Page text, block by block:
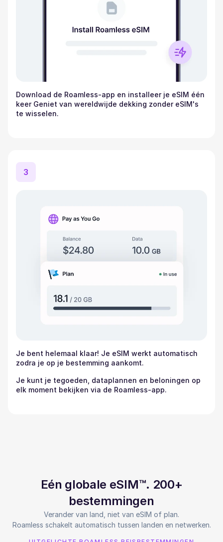
Download de Roamless-app en installeer je eSIM één
keer Geniet van wereldwijde dekking zonder eSIM's
te wisselen.
3
Je bent helemaal klaar! Je eSIM werkt automatisch
zodra je op je bestemming aankomt.
Je kunt je tegoeden, dataplannen en beloningen op
elk moment bekijken via de Roamless-app.
Eén globale eSIM™. 200+
bestemmingen
Verander van land, niet van eSIM of plan.
Roamless schakelt automatisch tussen landen en netwerken.